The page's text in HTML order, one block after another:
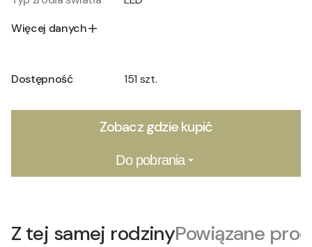
Więcej danych
Dostępność 151 szt.
Zobacz gdzie kupić
Do pobrania
Z tej samej rodzinyPowiązane